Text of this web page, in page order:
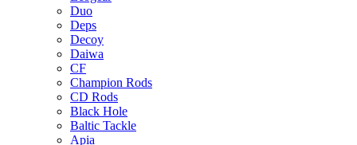
Duo
Deps
Decoy
Daiwa
CF
Champion Rods
CD Rods
Black Hole
Baltic Tackle
Apia